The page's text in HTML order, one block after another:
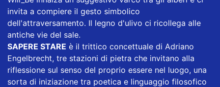
invita a compiere il gesto simbolico
dell'attraversamento. Il legno d'ulivo ci ricollega alle
antiche vie del sale.
SAPERE STARE è il trittico concettuale di Adriano
Engelbrecht, tre stazioni di pietra che invitano alla
riflessione sul senso del proprio essere nel luogo, una
sorta di iniziazione tra poetica e linguaggio filosofico